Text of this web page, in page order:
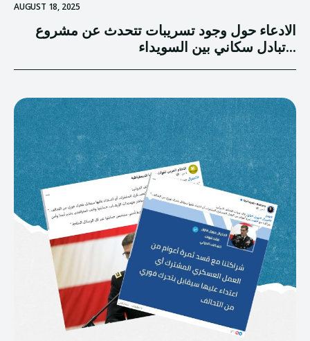
AUGUST 18, 2025
الادعاء حول وجود تسريبات تتحدث عن مشروع
تبادل سكاني بين السويداء...